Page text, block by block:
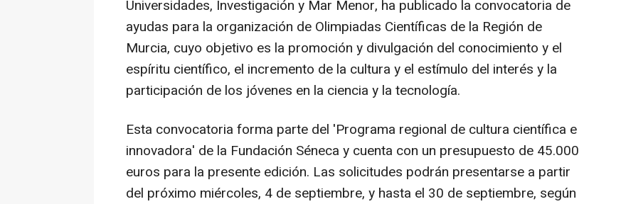
Universidades, Investigación y Mar Menor, ha publicado la convocatoria de
ayudas para la organización de Olimpiadas Científicas de la Región de
Murcia, cuyo objetivo es la promoción y divulgación del conocimiento y el
espíritu científico, el incremento de la cultura y el estímulo del interés y la
participación de los jóvenes en la ciencia y la tecnología.
Esta convocatoria forma parte del 'Programa regional de cultura científica e
innovadora' de la Fundación Séneca y cuenta con un presupuesto de 45.000
euros para la presente edición. Las solicitudes podrán presentarse a partir
del próximo miércoles, 4 de septiembre, y hasta el 30 de septiembre, según